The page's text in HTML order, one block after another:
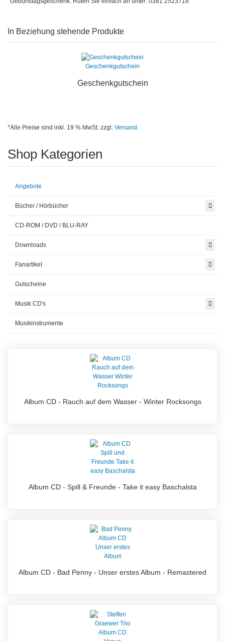
In Beziehung stehende Produkte
Geschenkgutschein
Geschenkgutschein
*Alle Preise sind inkl. 19 % MwSt. zzgl. Versand.
Shop Kategorien
Angebote
Bücher / Hörbücher
CD-ROM / DVD / BLU-RAY
Downloads
Fanartikel
Gutscheine
Musik CD's
Musikinstrumente
Album CD - Rauch auf dem Wasser - Winter Rocksongs
Album CD - Spill & Freunde - Take it easy Baschalsta
Album CD - Bad Penny - Unser erstes Album - Remastered